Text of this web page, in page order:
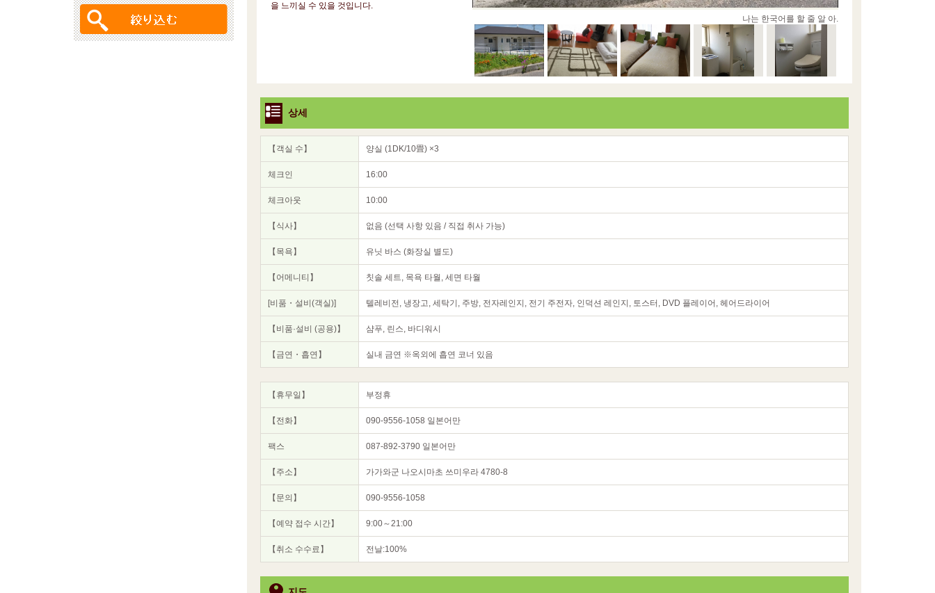
을 느끼실 수 있을 것입니다.
나는 한국어를 할 줄 알 아.
상세
【객실 수】 양실 (1DK/10畳) ×3
체크인 16:00
체크아웃 10:00
【식사】 없음 (선택 사항 있음 / 직접 취사 가능)
【목욕】 유닛 바스 (화장실 별도)
【어메니티】 칫솔 세트, 목욕 타월, 세면 타월
[비품・설비(객실)] 텔레비전, 냉장고, 세탁기, 주방, 전자레인지, 전기 주전자, 인덕션 레인지, 토스터, DVD 플레이어, 헤어드라이어
【비품·설비 (공용)】 샴푸, 린스, 바디워시
【금연・흡연】 실내 금연 ※옥외에 흡연 코너 있음
【휴무일】 부정휴
【전화】 090-9556-1058 일본어만
팩스 087-892-3790 일본어만
【주소】 가가와군 나오시마초 쓰미우라 4780-8
【문의】 090-9556-1058
【예약 접수 시간】 9:00～21:00
【취소 수수료】 전날:100%